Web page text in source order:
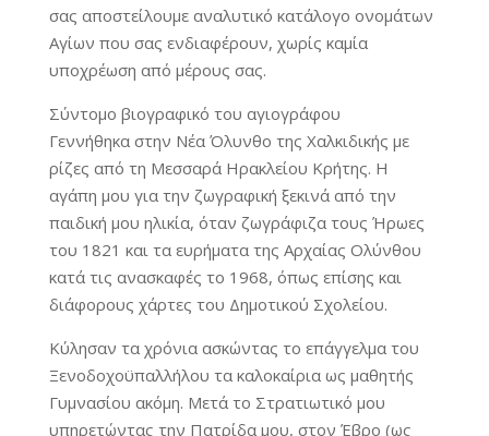
σας αποστείλουμε αναλυτικό κατάλογο ονομάτων
Αγίων που σας ενδιαφέρουν, χωρίς καμία
υποχρέωση από μέρους σας.
Σύντομο βιογραφικό του αγιογράφου
Γεννήθηκα στην Νέα Όλυνθο της Χαλκιδικής με
ρίζες από τη Μεσσαρά Ηρακλείου Κρήτης. Η
αγάπη μου για την ζωγραφική ξεκινά από την
παιδική μου ηλικία, όταν ζωγράφιζα τους Ήρωες
του 1821 και τα ευρήματα της Αρχαίας Ολύνθου
κατά τις ανασκαφές το 1968, όπως επίσης και
διάφορους χάρτες του Δημοτικού Σχολείου.
Κύλησαν τα χρόνια ασκώντας το επάγγελμα του
Ξενοδοχοϋπαλλήλου τα καλοκαίρια ως μαθητής
Γυμνασίου ακόμη. Μετά το Στρατιωτικό μου
υπηρετώντας την Πατρίδα μου, στον Έβρο (ως